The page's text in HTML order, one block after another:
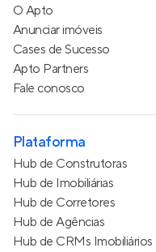
O Apto
Anunciar imóveis
Cases de Sucesso
Apto Partners
Fale conosco
Plataforma
Hub de Construtoras
Hub de Imobiliárias
Hub de Corretores
Hub de Agências
Hub de CRMs Imobiliários